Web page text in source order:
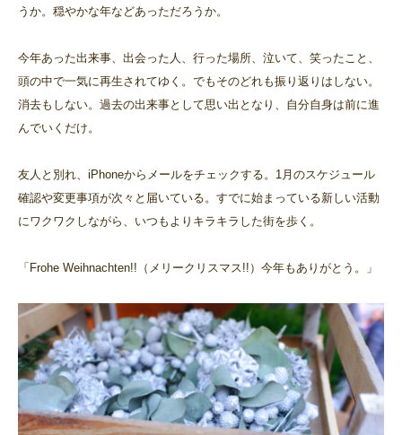
うか。穏やかな年などあっただろうか。
今年あった出来事、出会った人、行った場所、泣いて、笑ったこと、
頭の中で一気に再生されてゆく。でもそのどれも振り返りはしない。
消去もしない。過去の出来事として思い出となり、自分自身は前に進
んでいくだけ。
友人と別れ、iPhoneからメールをチェックする。1月のスケジュール
確認や変更事項が次々と届いている。すでに始まっている新しい活動
にワクワクしながら、いつもよりキラキラした街を歩く。
「Frohe Weihnachten!!（メリークリスマス!!）今年もありがとう。」